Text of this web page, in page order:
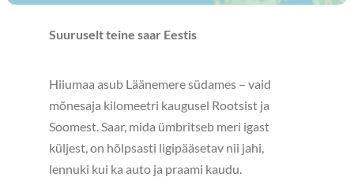
Suuruselt teine saar Eestis
Hiiumaa asub Läänemere südames – vaid
mõnesaja kilomeetri kaugusel Rootsist ja
Soomest. Saar, mida ümbritseb meri igast
küljest, on hõlpsasti ligipääsetav nii jahi,
lennuki kui ka auto ja praami kaudu.